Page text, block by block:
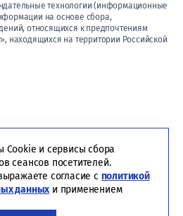
технологии (информационные
на основе сбора,
относящихся к предпочтениям
находящихся на территории Российской
Cookie и сервисы сбора
сеансов посетителей.
согласие с политикой
данных и применением